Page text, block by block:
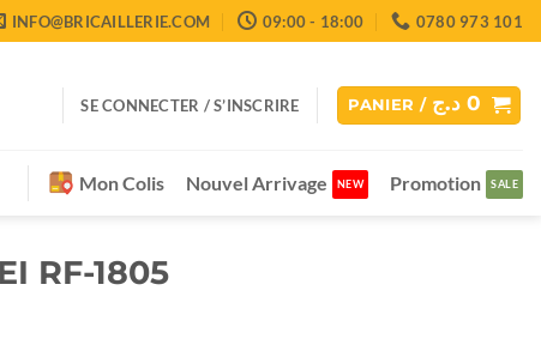
INFO@BRICAILLERIE.COM 09:00 - 18:00 0780 973 101
SE CONNECTER / S’INSCRIRE PANIER / 0 د.ج
Mon Colis Nouvel Arrivage Promotion
RF-1805